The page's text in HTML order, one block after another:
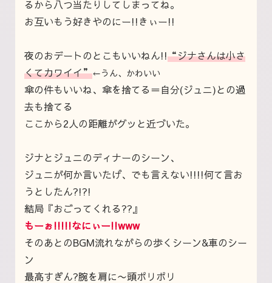
るから八つ当たりしてしまってね。
お互いもう好きやのにー!!きぃー!!
夜のおデートのとこもいいねん!!“ジナさんは小さ
くてカワイイ”←うん、かわいい
傘の件もいいね、傘を捨てる＝自分(ジュニ)との過
去も捨てる
ここから2人の距離がグッと近づいた。
ジナとジュニのディナーのシーン、
ジュニが何か言いたげ、でも言えない!!!!何て言お
うとしたん?!?!
結局『おごってくれる??』
もーぉ!!!!!なにぃー!!www
そのあとのBGM流れながらの歩くシーン&車のシー
ン
最高すぎん?腕を肩に〜頭ポリポリ